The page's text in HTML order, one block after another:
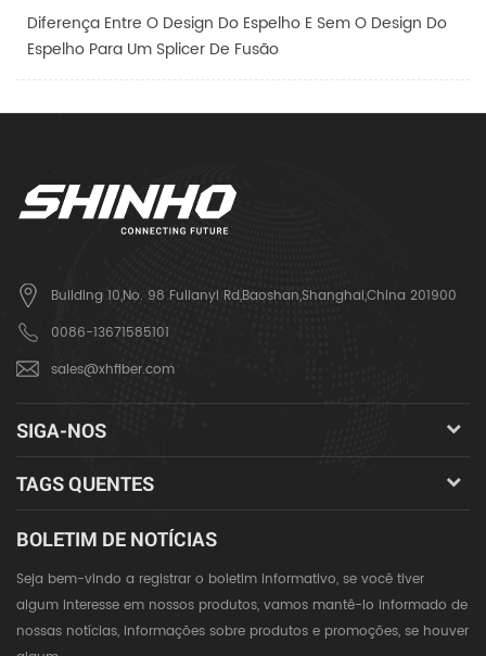
Diferença Entre O Design Do Espelho E Sem O Design Do
Espelho Para Um Splicer De Fusão
Building 10,No. 98 Fulianyi Rd,Baoshan,Shanghai,China 201900
0086-13671585101
sales@xhfiber.com
SIGA-NOS
TAGS QUENTES
BOLETIM DE NOTÍCIAS
Seja bem-vindo a registrar o boletim informativo, se você tiver
algum interesse em nossos produtos, vamos mantê-lo informado de
nossas notícias, informações sobre produtos e promoções, se houver